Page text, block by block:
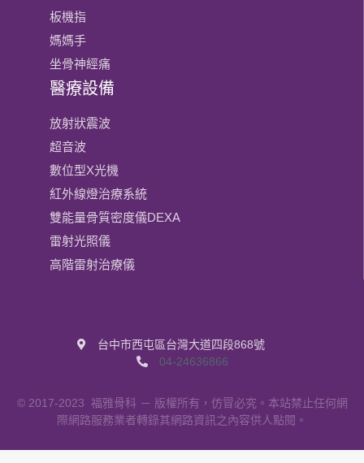
板機指
媽媽手
坐骨神經痛
醫療設備
放射狀震波
超音波
數位型X光機
紅外線燈治療系統
雙能量骨質密度儀DEXA
雷射光照儀
高階雷射治療儀
台中市西屯區台灣大道四段868號
04-24636866
© 2017-2023 福雅骨科 － 版權所有，仿冒必究。本站禁止任何網
際網路服務業者轉錄其網路資訊之內容供人點閱。